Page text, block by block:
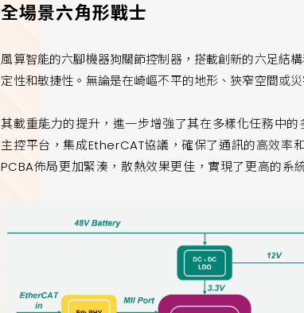
全場景六角形戰士
風算智能的六腳機器狗關節控制器，搭載創新的六足結
定性和敏捷性。無論是在崎嶇不平的地形、狹窄空間或
其載重能力的提升，進一步增強了其在多樣化任務中
主控平台，集成EtherCAT協議，確保了通訊的高效率
PCBA佈局更加緊湊，散熱效果更佳，實現了更高的系